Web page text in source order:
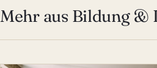
Mehr aus Bildung &